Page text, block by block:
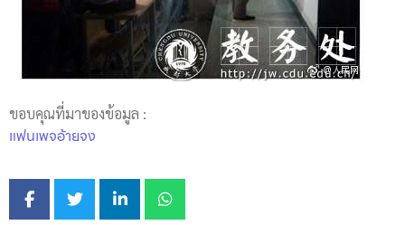
ขอบคุณที่มาของข้อมูล :
แฟนเพจอ้ายจง